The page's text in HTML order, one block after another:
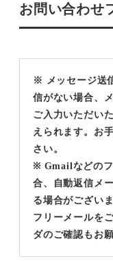
お問い合わせ
※ メッセージ送
信がない場合、
ご入力いただい
えられます。お
さい。
※ Gmailなどの
合、自動返信メ
る場合がございま
フリーメールを
ダのご確認もお